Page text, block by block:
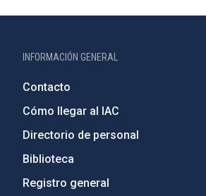
INFORMACIÓN GENERAL
Contacto
Cómo llegar al IAC
Directorio de personal
Biblioteca
Registro general